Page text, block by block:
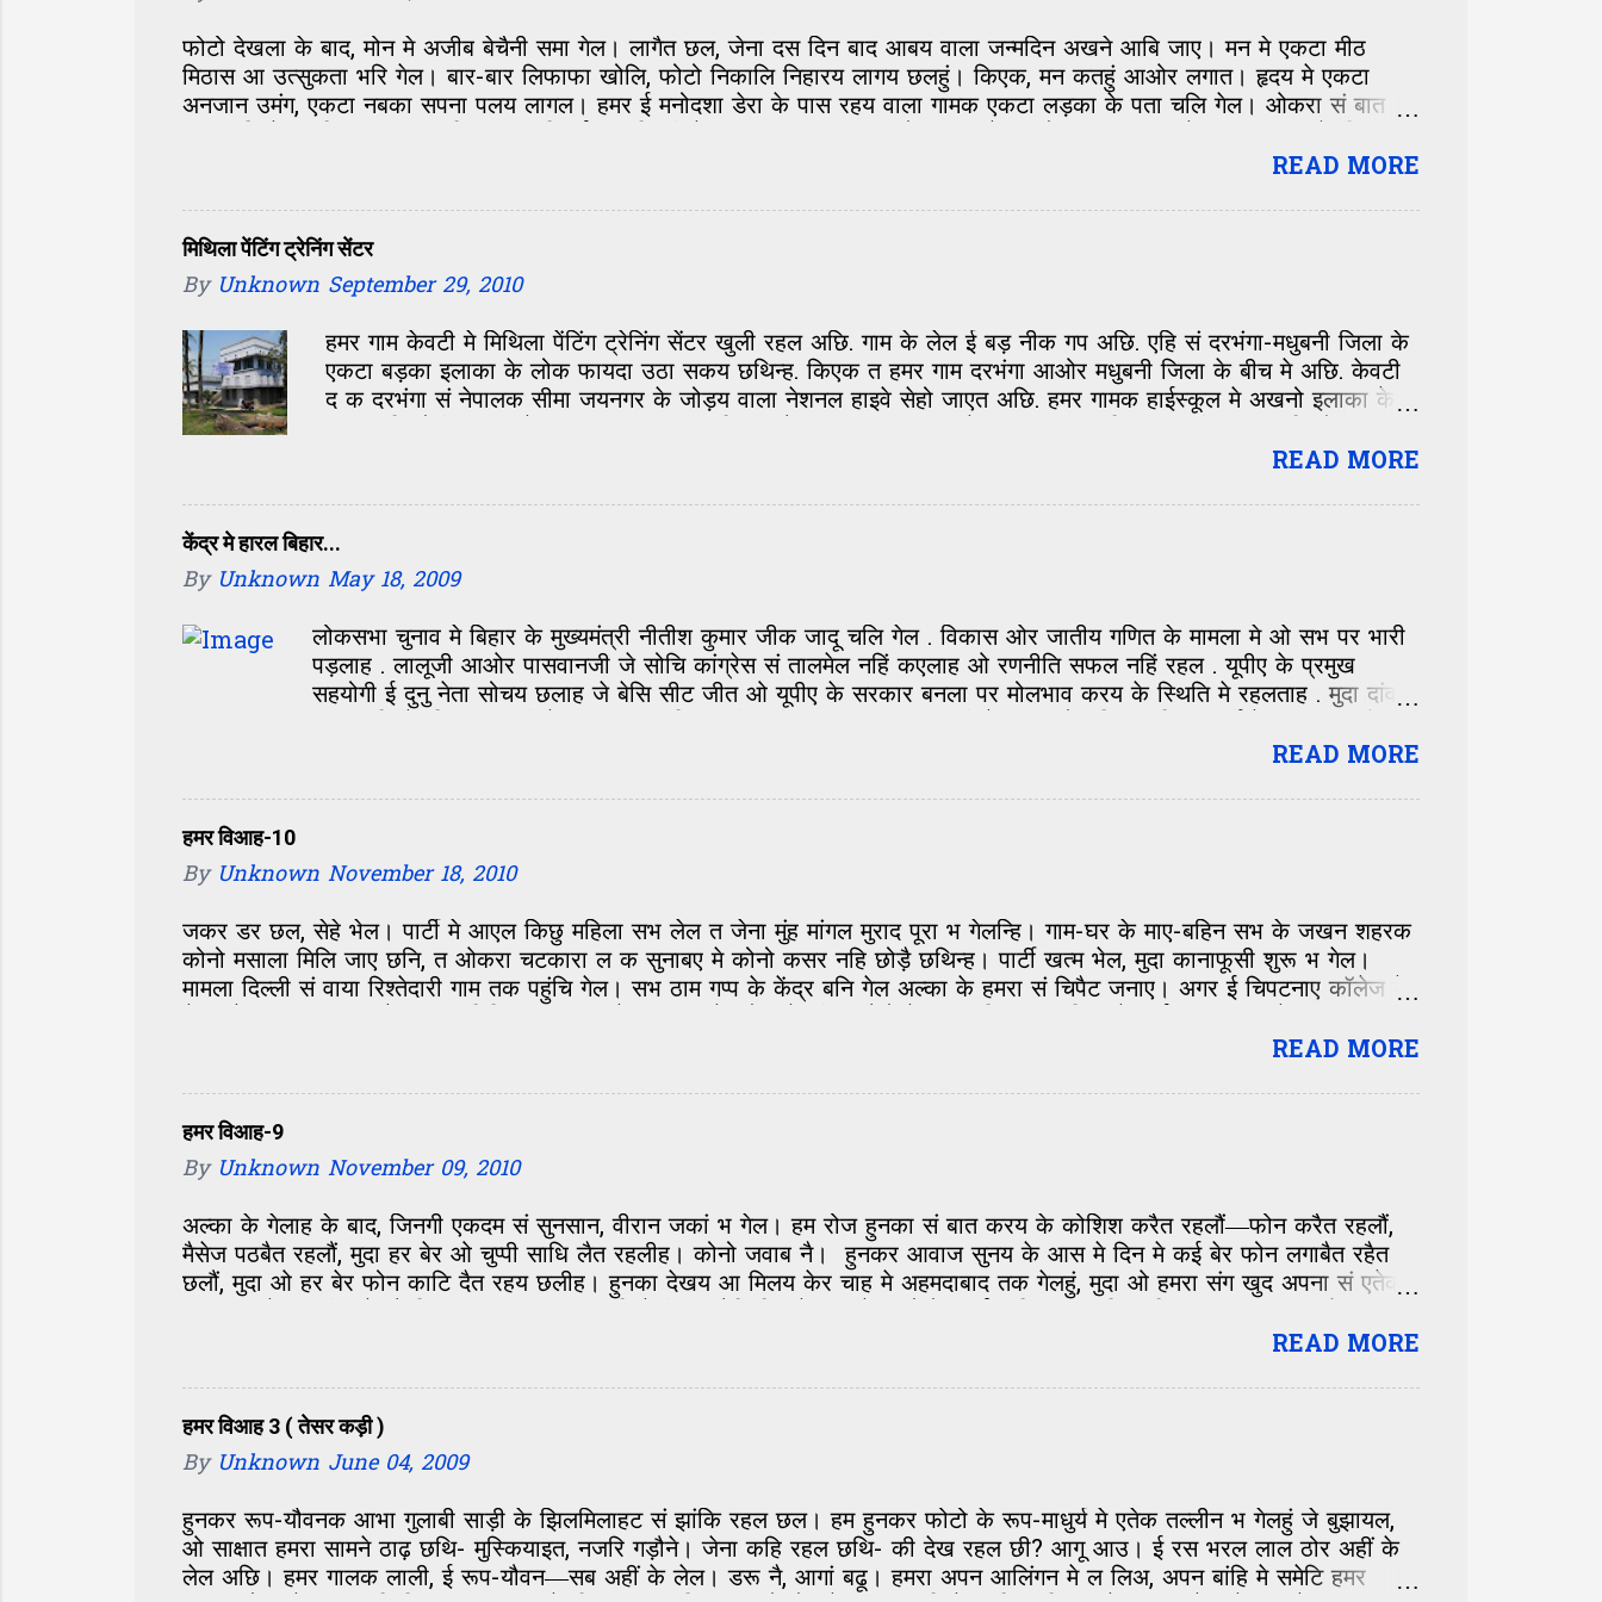
फोटो देखला के बाद, मोन मे अजीब बेचैनी समा गेल। लागैत छल, जेना दस दिन बाद आबय वाला जन्मदिन अखने आबि जाए। मन मे एकटा मीठ
मिठास आ उत्सुकता भरि गेल। बार-बार लिफाफा खोलि, फोटो निकालि निहारय लागय छलहुं। किएक, मन कतहुं आओर लगात। हृदय मे एकटा
अनजान उमंग, एकटा नबका सपना पलय लागल। हमर ई मनोदशा डेरा के पास रहय वाला गामक एकटा लड़का के पता चलि गेल। ओकरा सं बात
देखल जाय, त रोड कात मे गुप्ताजी सभ, आओर बाकी में कायस्थ-ब्राह्मणक बेसि आबादी छनि। लालाजी सभ के बेसि होए के कारण, सभ एक-दोसर
पाछां के लड़का सभ- संगहि घुमलौं-फिरलौं, हंसी-मजाक, मस्ती, आ अपनापन के रंग मे रंगायल जिनगी बितेलौं। पढ़ाई आ काम-काज के सिलसिला मे
गाम सं काफी लोक सभ दिल्ली आबि गेल छथिन्ह। हमहुं गाम सं दिल्ली अएला के बाद एहिठाम रहय वाला शेखरलाल, सुमनलाल, राजीवलाल, उदयलाल,
विनोदलाल, मनोज...
READ MORE
मिथिला पेंटिंग ट्रेनिंग सेंटर
By Unknown September 29, 2010
हमर गाम केवटी मे मिथिला पेंटिंग ट्रेनिंग सेंटर खुली रहल अछि. गाम के लेल ई बड़ नीक गप अछि. एहि सं दरभंगा-मधुबनी जिला के
एकटा बड़का इलाका के लोक फायदा उठा सकय छथिन्ह. किएक त हमर गाम दरभंगा आओर मधुबनी जिला के बीच मे अछि. केवटी
द क दरभंगा सं नेपालक सीमा जयनगर के जोड़य वाला नेशनल हाइवे सेहो जाएत अछि. हमर गामक हाईस्कूल मे अखनो इलाका के
तक के छात्र एहि ठाम पढय आबय छलखिन्ह. ओहि टाइम एहि ठाम छात्रावास के नीक व्यवस्था छल. सुदिष्ठ झा जीक समय केवटी
एहि सेंटर के खोलय के शुभ कार्य करय जा रहल छथिन्ह राम कुमार दास जी. राम कुमार दास जी रिटायर माइनिंग इंजीनियर छथिन्ह.
दास जी अखन 65 साल के छथिन्ह. दस साल के उम्र मे गाम सं पढ़ाई-लिखाई... नौकरी के सिलसिला मे जे बाहर निकललखिन्ह तं
आब 55 साल बाद फेर सं गाम वापस आबय के मौका मिललन्हि. पढ़ाई-लिखाई आ नौकरी लेल गाम सं निकलला पर कई बेर लोक
READ MORE
केंद्र मे हारल बिहार...
By Unknown May 18, 2009
लोकसभा चुनाव मे बिहार के मुख्यमंत्री नीतीश कुमार जीक जादू चलि गेल . विकास ओर जातीय गणित के मामला मे ओ सभ पर भारी
पड़लाह . लालूजी आओर पासवानजी जे सोचि कांग्रेस सं तालमेल नहिं कएलाह ओ रणनीति सफल नहिं रहल . यूपीए के प्रमुख
सहयोगी ई दुनु नेता सोचय छलाह जे बेसि सीट जीत ओ यूपीए के सरकार बनला पर मोलभाव करय के स्थिति मे रहलताह . मुदा दांव
आब जखन केंद्र मे एक बेर फेर सं यूपीए आबि गेल अछि . सभ सं बड़का सवाल ई अछि जे कि ई बिहार के लेल नीक अछि ? कि
कि पिछला सरकार मे जे काज शुरू भेल छल ओ चलैत रहत आ ओकरा पर ...
READ MORE
हमर विआह-10
By Unknown November 18, 2010
जकर डर छल, सेहे भेल। पार्टी मे आएल किछु महिला सभ लेल त जेना मुंह मांगल मुराद पूरा भ गेलन्हि। गाम-घर के माए-बहिन सभ के जखन शहरक
कोनो मसाला मिलि जाए छनि, त ओकरा चटकारा ल क सुनाबए मे कोनो कसर नहि छोड़ै छथिन्ह। पार्टी खत्म भेल, मुदा कानाफूसी शुरू भ गेल।
मामला दिल्ली सं वाया रिश्तेदारी गाम तक पहुंचि गेल। सभ ठाम गप्प के केंद्र बनि गेल अल्का के हमरा सं चिपैट जनाए। अगर ई चिपटनाए कॉलेज मे
कठिन छल। एक सं दोसरा, दोसरा सं तेसरा—बात फैलैत-फैलैत हमर गाम तक पहुंचि गेल। मां-बाबूजी के कान मे सेहो पड़ि गेल। पंडित जी के कान
भड़काबय के जतेक कोशिश होएत अछि, सब करय लगलाह। मुदा बाबूजी संयमित स्वर मे पंडित जी से कहलखिन्ह- एक त हमर बेटा चिपटल नहि,
दोसर ओ लड़की विआहल छथीह, नीक परिवार के छथीह, आओर दिल्ली मे पढ़ि-लिखि क अमेरिका मे रहय छथीह। जतए गला मिलनाए साधारण बात
छी। दून...
READ MORE
हमर विआह-9
By Unknown November 09, 2010
अल्का के गेलाह के बाद, जिनगी एकदम सं सुनसान, वीरान जकां भ गेल। हम रोज हुनका सं बात करय के कोशिश करैत रहलौं—फोन करैत रहलौं,
मैसेज पठबैत रहलौं, मुदा हर बेर ओ चुप्पी साधि लैत रहलीह। कोनो जवाब नै। हुनकर आवाज सुनय के आस मे दिन मे कई बेर फोन लगाबैत रहैत
छलौं, मुदा ओ हर बेर फोन काटि दैत रहय छलीह। हुनका देखय आ मिलय केर चाह मे अहमदाबाद तक गेलहुं, मुदा ओ हमरा संग खुद अपना सं एतेक
शादी भ गेलन्हि। ओ आब हमर दुनिया सं बहुत दूर, सात समुंदर पार यूएस चलि गेलीह। ई खबर सुनि, मोन के भीतर किछु टुटि गेल। फेर हुनका सं
भागैत, भीड़ मे रहितौं अकेलापन के अनुभव करैत रहलौं। किछ दिन छुट्टी ल क एक तरहे डेरा मे बंद भ गेलौं। हंसी-मजाक करय वाला हम, धीरे-धीरे
गंभीर आ देवदास जकां बनि गेलौं। जिनगी के सभ रंग फीका पड़ि गेल। ऐना कतेक दिन करतौं। समय के संग-संग, धीरे-धीरे अपन आप के सम्हारय
क...
READ MORE
हमर विआह 3 ( तेसर कड़ी )
By Unknown June 04, 2009
हुनकर रूप-यौवनक आभा गुलाबी साड़ी के झिलमिलाहट सं झांकि रहल छल। हम हुनकर फोटो के रूप-माधुर्य मे एतेक तल्लीन भ गेलहुं जे बुझायल,
ओ साक्षात हमरा सामने ठाढ़ छथि- मुस्कियाइत, नजरि गड़ौने। जेना कहि रहल छथि- की देख रहल छी? आगू आउ। ई रस भरल लाल ठोर अहीं के
लेल अछि। हमर गालक लाली, ई रूप-यौवन—सब अहीं के लेल। डरू नै, आगां बढू। हमरा अपन आलिंगन मे ल लिअ, अपन बांहि मे समेटि हमर